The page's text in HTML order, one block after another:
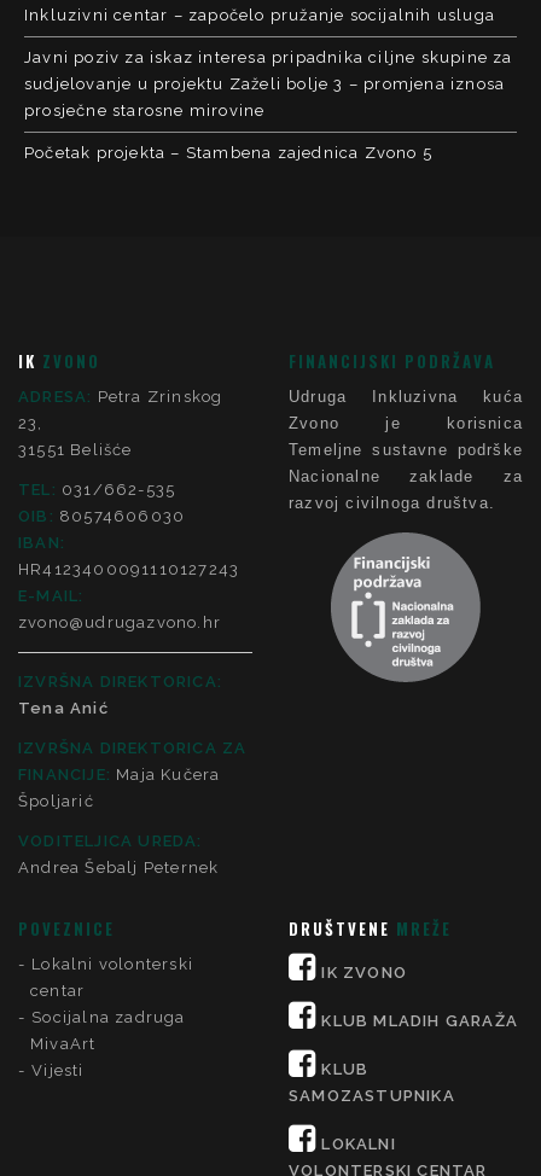
Inkluzivni centar – započelo pružanje socijalnih usluga
Javni poziv za iskaz interesa pripadnika ciljne skupine za
sudjelovanje u projektu Zaželi bolje 3 – promjena iznosa
prosječne starosne mirovine
Početak projekta – Stambena zajednica Zvono 5
IK ZVONO
ADRESA: Petra Zrinskog
23,
31551 Belišće
TEL: 031/662-535
OIB: 80574606030
IBAN:
HR4123400091110127243
E-MAIL:
zvono@udrugazvono.hr
IZVRŠNA DIREKTORICA:
Tena Anić
IZVRŠNA DIREKTORICA ZA
FINANCIJE: Maja Kučera
Špoljarić
VODITELJICA UREDA:
Andrea Šebalj Peternek
FINANCIJSKI PODRŽAVA
Udruga Inkluzivna kuća
Zvono je korisnica
Temeljne sustavne podrške
Nacionalne zaklade za
razvoj civilnoga društva.
POVEZNICE
Lokalni volonterski
centar
Socijalna zadruga
MivaArt
Vijesti
DRUŠTVENE MREŽE
IK ZVONO
KLUB MLADIH GARAŽA
KLUB
SAMOZASTUPNIKA
LOKALNI
VOLONTERSKI CENTAR